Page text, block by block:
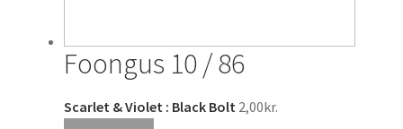
Foongus 10 / 86
Scarlet & Violet : Black Bolt 2,00kr.